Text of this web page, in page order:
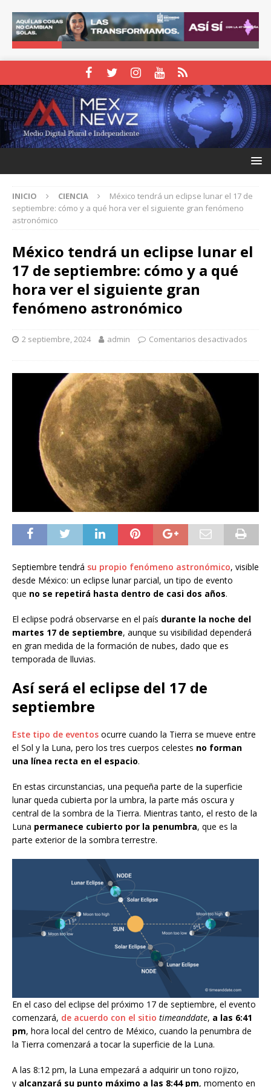
INICIO CIENCIA
México tendrá un eclipse lunar el 17 de
septiembre: cómo y a qué hora ver el siguiente gran fenómeno
astronómico
México tendrá un eclipse lunar el
17 de septiembre: cómo y a qué
hora ver el siguiente gran
fenómeno astronómico
2 septiembre, 2024 admin Comentarios desactivados
Septiembre tendrá su propio fenómeno astronómico, visible
desde México: un eclipse lunar parcial, un tipo de evento
que no se repetirá hasta dentro de casi dos años.
El eclipse podrá observarse en el país durante la noche del
martes 17 de septiembre, aunque su visibilidad dependerá
en gran medida de la formación de nubes, dado que es
temporada de lluvias.
Así será el eclipse del 17 de
septiembre
Este tipo de eventos ocurre cuando la Tierra se mueve entre
el Sol y la Luna, pero los tres cuerpos celestes no forman
una línea recta en el espacio.
En estas circunstancias, una pequeña parte de la superficie
lunar queda cubierta por la umbra, la parte más oscura y
central de la sombra de la Tierra. Mientras tanto, el resto de la
Luna permanece cubierto por la penumbra, que es la
parte exterior de la sombra terrestre.
En el caso del eclipse del próximo 17 de septiembre, el evento
comenzará, de acuerdo con el sitio timeanddate, a las 6:41
pm, hora local del centro de México, cuando la penumbra de
la Tierra comenzará a tocar la superficie de la Luna.
A las 8:12 pm, la Luna empezará a adquirir un tono rojizo,
y alcanzará su punto máximo a las 8:44 pm, momento en